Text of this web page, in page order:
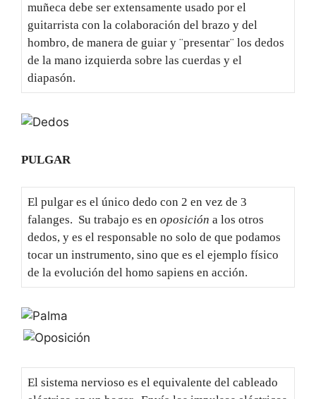
muñeca debe ser extensamente usado por el
guitarrista con la colaboración del brazo y del
hombro, de manera de guiar y ¨presentar¨ los dedos
de la mano izquierda sobre las cuerdas y el
diapasón.
PULGAR
El pulgar es el único dedo con 2 en vez de 3
falanges. Su trabajo es en oposición a los otros
dedos, y es el responsable no solo de que podamos
tocar un instrumento, sino que es el ejemplo físico
de la evolución del homo sapiens en acción.
El sistema nervioso es el equivalente del cableado